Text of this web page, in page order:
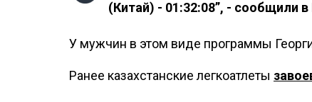
(Китай) - 01:32:08”, - сообщили
У мужчин в этом виде программы
Ранее казахстанские легкоатлеты